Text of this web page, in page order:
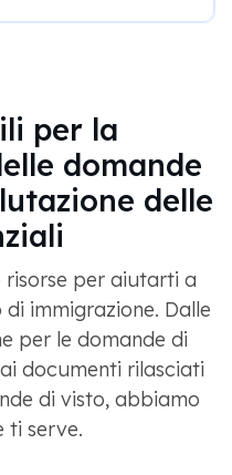
per la
domande
delle
risorse per aiutarti a
immigrazione. Dalle
per le domande di
documenti rilasciati
di visto, abbiamo
ti serve.